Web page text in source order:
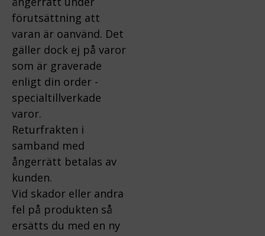
förutsättning att
varan är oanvänd. Det
gäller dock ej på varor
som är graverade
enligt din order -
specialtillverkade
varor.
Returfrakten i
samband med
ångerrätt betalas av
kunden.
Vid skador eller andra
fel på produkten så
ersätts du med en ny